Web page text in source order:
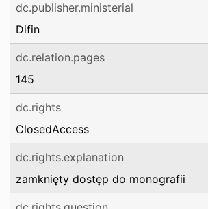
dc.publisher.ministerial
Difin
dc.relation.pages
145
dc.rights
ClosedAccess
dc.rights.explanation
zamknięty dostęp do monografii